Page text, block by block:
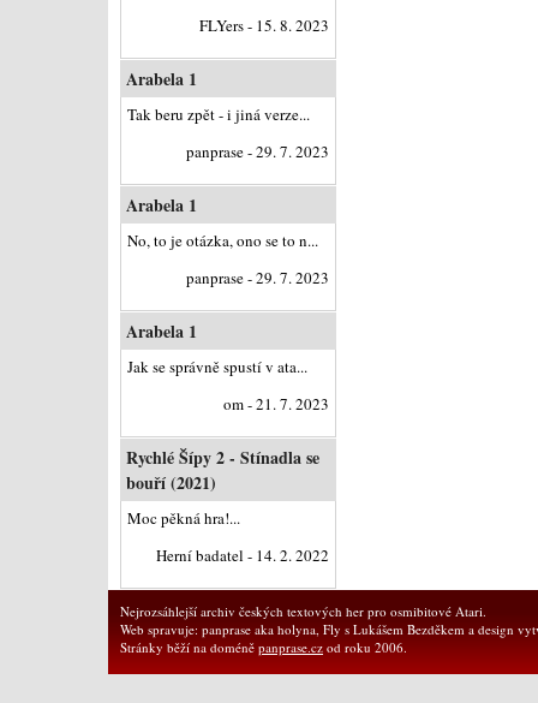
FLYers - 15. 8. 2023
Arabela 1
Tak beru zpět - i jiná verze...
panprase - 29. 7. 2023
Arabela 1
No, to je otázka, ono se to n...
panprase - 29. 7. 2023
Arabela 1
Jak se správně spustí v ata...
om - 21. 7. 2023
Rychlé Šípy 2 - Stínadla se
bouří (2021)
Moc pěkná hra!...
Herní badatel - 14. 2. 2022
Nejrozsáhlejší archiv českých textových her pro osmibitové Atari.
Web spravuje: panprase aka holyna, Fly s Lukášem Bezděkem a design
Stránky běží na doméně panprase.cz od roku 2006.